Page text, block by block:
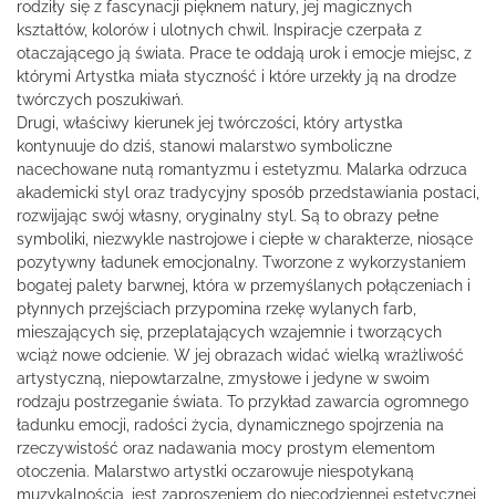
rodziły się z fascynacji pięknem natury, jej magicznych
kształtów, kolorów i ulotnych chwil. Inspiracje czerpała z
otaczającego ją świata. Prace te oddają urok i emocje miejsc, z
którymi Artystka miała styczność i które urzekły ją na drodze
twórczych poszukiwań.
Drugi, właściwy kierunek jej twórczości, który artystka
kontynuuje do dziś, stanowi malarstwo symboliczne
nacechowane nutą romantyzmu i estetyzmu. Malarka odrzuca
akademicki styl oraz tradycyjny sposób przedstawiania postaci,
rozwijając swój własny, oryginalny styl. Są to obrazy pełne
symboliki, niezwykle nastrojowe i ciepłe w charakterze, niosące
pozytywny ładunek emocjonalny. Tworzone z wykorzystaniem
bogatej palety barwnej, która w przemyślanych połączeniach i
płynnych przejściach przypomina rzekę wylanych farb,
mieszających się, przeplatających wzajemnie i tworzących
wciąż nowe odcienie. W jej obrazach widać wielką wrażliwość
artystyczną, niepowtarzalne, zmysłowe i jedyne w swoim
rodzaju postrzeganie świata. To przykład zawarcia ogromnego
ładunku emocji, radości życia, dynamicznego spojrzenia na
rzeczywistość oraz nadawania mocy prostym elementom
otoczenia. Malarstwo artystki oczarowuje niespotykaną
muzykalnością, jest zaproszeniem do niecodziennej estetycznej